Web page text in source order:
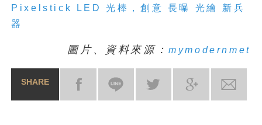
Pixelstick LED光 棒，創意 長曝 光繪
新兵
器
圖片、資料來源：mymodernmet
SHARE